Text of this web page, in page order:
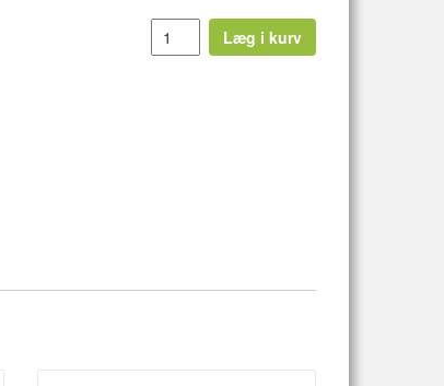
Læg i kurv